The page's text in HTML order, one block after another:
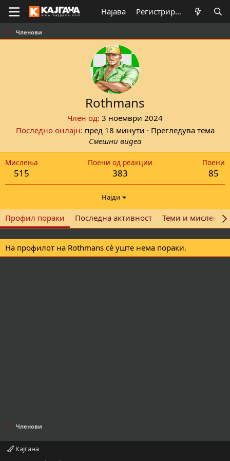
Најава Регистрирај се
Членови
Rothmans
Член од 3 ноември 2024
Последно онлајн пред 18 минути · Прегледува тема
Смешни видеа
Мислења
515
Поени од реакции
383
Поени
85
Најди
Профил пораки Последна активност Теми и мислења
На профилот на Rothmans сè уште нема пораки.
Членови
Кајгана